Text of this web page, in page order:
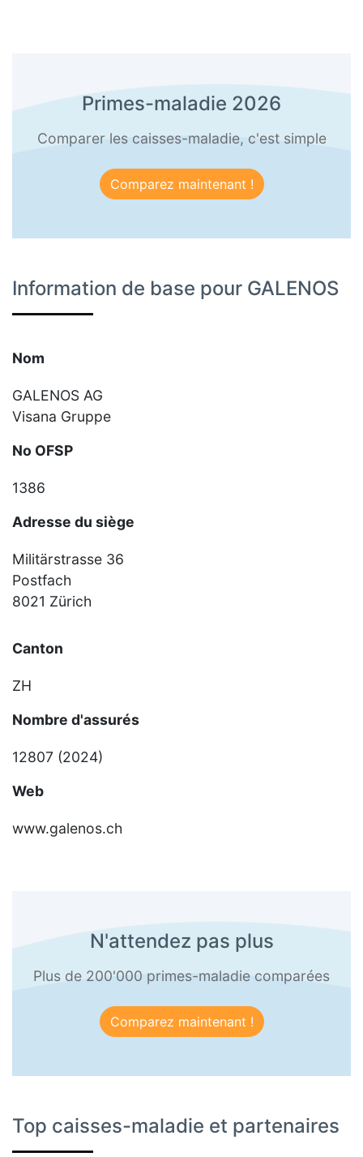
Primes-maladie 2026
Comparer les caisses-maladie, c'est simple
Comparez maintenant !
Information de base pour GALENOS
Nom
GALENOS AG
Visana Gruppe
No OFSP
1386
Adresse du siège
Militärstrasse 36
Postfach
8021 Zürich
Canton
ZH
Nombre d'assurés
12807 (2024)
Web
www.galenos.ch
N'attendez pas plus
Plus de 200'000 primes-maladie comparées
Comparez maintenant !
Top caisses-maladie et partenaires